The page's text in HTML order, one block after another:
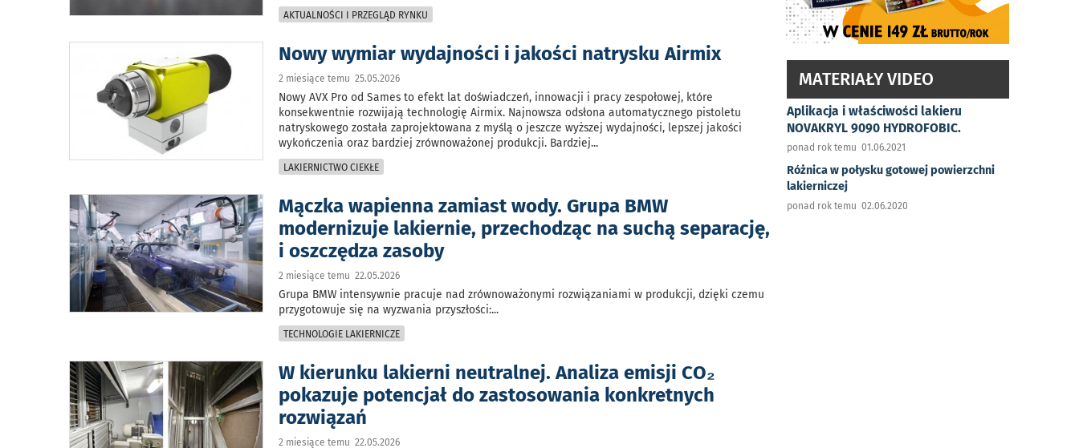
AKTUALNOŚCI I PRZEGLĄD RYNKU
Nowy wymiar wydajności i jakości natrysku Airmix
2 miesiące temu 25.05.2026
Nowy AVX Pro od Sames to efekt lat doświadczeń, innowacji i pracy zespołowej, które
konsekwentnie rozwijają technologię Airmix. Najnowsza odsłona automatycznego pistoletu
natryskowego została zaprojektowana z myślą o jeszcze wyższej wydajności, lepszej jakości
wykończenia oraz bardziej zrównoważonej produkcji. Bardziej...
LAKIERNICTWO CIEKŁE
Mączka wapienna zamiast wody. Grupa BMW
modernizuje lakiernie, przechodząc na suchą separację,
i oszczędza zasoby
2 miesiące temu 22.05.2026
Grupa BMW intensywnie pracuje nad zrównoważonymi rozwiązaniami w produkcji, dzięki czemu
przygotowuje się na wyzwania przyszłości:...
TECHNOLOGIE LAKIERNICZE
W kierunku lakierni neutralnej. Analiza emisji CO₂
pokazuje potencjał do zastosowania konkretnych
rozwiązań
2 miesiące temu 22.05.2026
MATERIAŁY VIDEO
Aplikacja i właściwości lakieru
NOVAKRYL 9090 HYDROFOBIC.
ponad rok temu 01.06.2021
Różnica w połysku gotowej powierzchni
lakierniczej
ponad rok temu 02.06.2020